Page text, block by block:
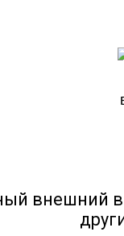
внешний